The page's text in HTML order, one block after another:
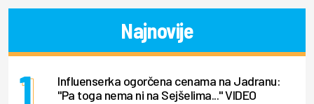
Najnovije
Influenserka ogorčena cenama na Jadranu:
"Pa toga nema ni na Sejšelima..." VIDEO